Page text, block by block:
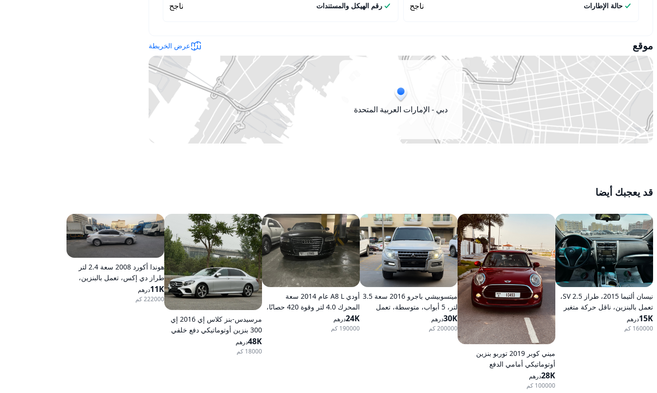
حالة الإطارات ناجح رقم الهيكل والمستندات ناجح
موقع عرض الخريطة
دبي - الإمارات العربية المتحدة
قد يعجبك أيضا
نيسان ألتيما 2015، طراز 2.5 SV،
تعمل بالبنزين، ناقل حركة متغير
مستمر (CVT)، دفع أمامي
15Kدرهم
160000 كم
ميني كوبر 2019 توربو بنزين
أوتوماتيكي أمامي الدفع
28Kدرهم
100000 كم
ميتسوبيشي باجرو 2016 سعة 3.5
لتر، 5 أبواب، متوسطة، تعمل
بالبنزين، أوتوماتيكية، دفع رباعي
30Kدرهم
200000 كم
أودي A8 L عام 2014 سعة
المحرك 4.0 لتر وقوة 420 حصانًا،
تعمل بالبنزين، ناقل حركة
أوتوماتيكي، دفع كلي للعجلات
24Kدرهم
190000 كم
مرسيدس-بنز كلاس إي 2016 إي
300 بنزين أوتوماتيكي دفع خلفي
48Kدرهم
18000 كم
هوندا أكورد 2008 سعة 2.4 لتر
طراز دي إكس، تعمل بالبنزين،
ناقل حركة أوتوماتيكي، دفع أمامي
11Kدرهم
222000 كم